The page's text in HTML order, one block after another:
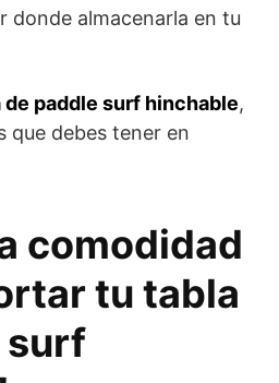
donde almacenarla en tu
de paddle surf hinchable,
que debes tener en
comodidad
tu tabla
surf